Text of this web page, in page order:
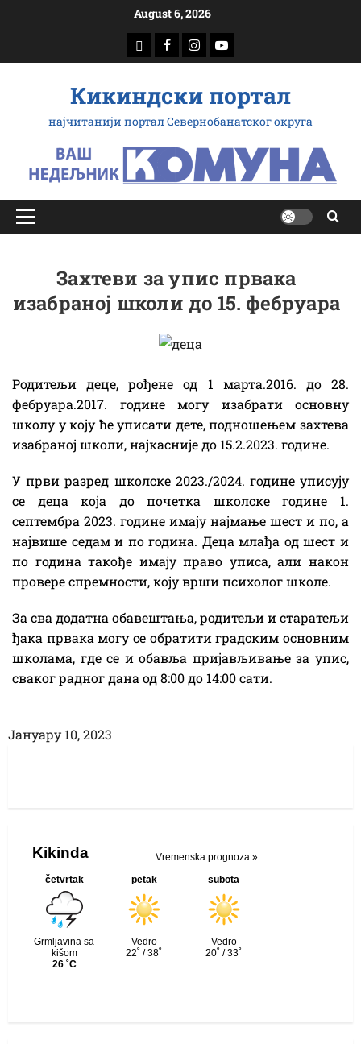
August 6, 2026
доwнлоад
Фацебоок
Инстаграм
Yоутубе
Кикиндски портал
најчитанији портал Севернобанатског округа
Примарy
Захтеви за упис првака
изабраној школи до 15. фебруара
Родитељи деце, рођене од 1 марта.2016. до 28.
фебруара.2017. године могу изабрати основну
школу у коју ће уписати дете, подношењем захтева
изабраној школи, најкасније до 15.2.2023. године.
У први разред школске 2023./2024. године уписују
се деца која до почетка школске године 1.
септембра 2023. године имају најмање шест и по, а
највише седам и по година. Деца млађа од шест и
по година такође имају право уписа, али након
провере спремности, коју врши психолог школе.
За сва додатна обавештања, родитељи и старатељи
ђака првака могу се обратити градским основним
школама, где се и обавља пријављивање за упис,
сваког радног дана од 8:00 до 14:00 сати.
Јануарy 10, 2023